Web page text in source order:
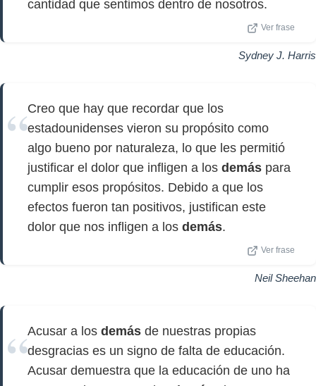
cantidad que sentimos dentro de nosotros.
Ver frase
Sydney J. Harris
Creo que hay que recordar que los
estadounidenses vieron su propósito como
algo bueno por naturaleza, lo que les permitió
justificar el dolor que infligen a los demás para
cumplir esos propósitos. Debido a que los
efectos fueron tan positivos, justifican este
dolor que nos infligen a los demás.
Ver frase
Neil Sheehan
Acusar a los demás de nuestras propias
desgracias es un signo de falta de educación.
Acusar demuestra que la educación de uno ha